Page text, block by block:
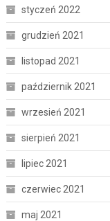
styczeń 2022
grudzień 2021
listopad 2021
październik 2021
wrzesień 2021
sierpień 2021
lipiec 2021
czerwiec 2021
maj 2021